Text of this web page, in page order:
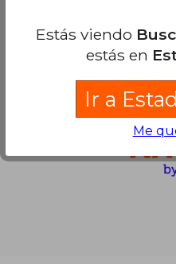
Estás viendo
estás en
Ir a
Me